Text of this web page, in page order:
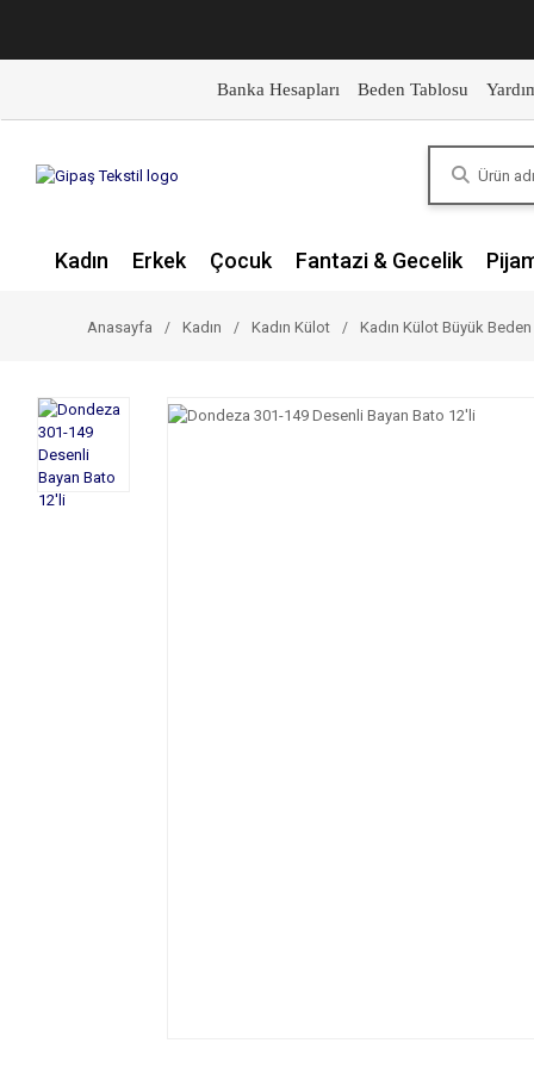
Banka Hesapları Beden Tablosu
Kadın Erkek Çocuk Fantazi & Gecelik
Anasayfa Kadın Kadın Külot Kadın Külot Büyük Beden